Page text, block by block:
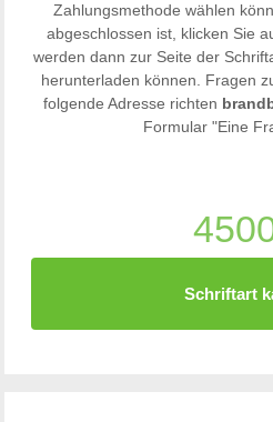
Zahlungsmethode wählen
abgeschlossen ist, klicken Sie
werden dann zur Seite der
herunterladen können. Fragen
folgende Adresse richten
Formular "Eine
Schriftart